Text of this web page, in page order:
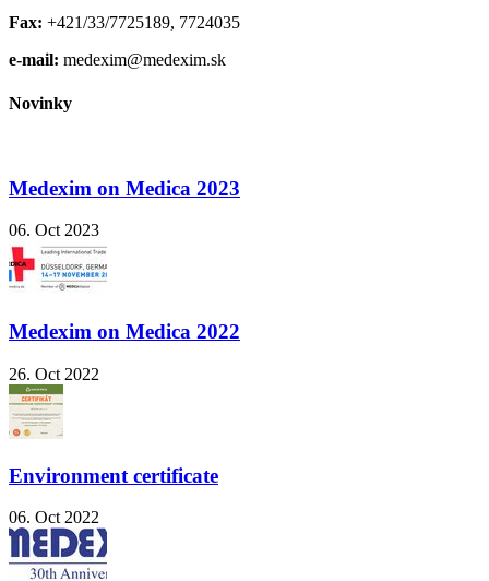
Fax: +421/33/7725189, 7724035
e-mail: medexim@medexim.sk
Novinky
Medexim on Medica 2023
06. Oct 2023
Medexim on Medica 2022
26. Oct 2022
Environment certificate
06. Oct 2022